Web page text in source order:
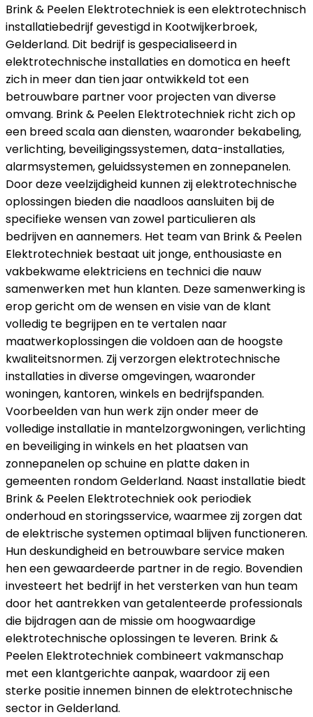
Brink & Peelen Elektrotechniek is een elektrotechnisch
installatiebedrijf gevestigd in Kootwijkerbroek,
Gelderland. Dit bedrijf is gespecialiseerd in
elektrotechnische installaties en domotica en heeft
zich in meer dan tien jaar ontwikkeld tot een
betrouwbare partner voor projecten van diverse
omvang. Brink & Peelen Elektrotechniek richt zich op
een breed scala aan diensten, waaronder bekabeling,
verlichting, beveiligingssystemen, data-installaties,
alarmsystemen, geluidssystemen en zonnepanelen.
Door deze veelzijdigheid kunnen zij elektrotechnische
oplossingen bieden die naadloos aansluiten bij de
specifieke wensen van zowel particulieren als
bedrijven en aannemers. Het team van Brink & Peelen
Elektrotechniek bestaat uit jonge, enthousiaste en
vakbekwame elektriciens en technici die nauw
samenwerken met hun klanten. Deze samenwerking is
erop gericht om de wensen en visie van de klant
volledig te begrijpen en te vertalen naar
maatwerkoplossingen die voldoen aan de hoogste
kwaliteitsnormen. Zij verzorgen elektrotechnische
installaties in diverse omgevingen, waaronder
woningen, kantoren, winkels en bedrijfspanden.
Voorbeelden van hun werk zijn onder meer de
volledige installatie in mantelzorgwoningen, verlichting
en beveiliging in winkels en het plaatsen van
zonnepanelen op schuine en platte daken in
gemeenten rondom Gelderland. Naast installatie biedt
Brink & Peelen Elektrotechniek ook periodiek
onderhoud en storingsservice, waarmee zij zorgen dat
de elektrische systemen optimaal blijven functioneren.
Hun deskundigheid en betrouwbare service maken
hen een gewaardeerde partner in de regio. Bovendien
investeert het bedrijf in het versterken van hun team
door het aantrekken van getalenteerde professionals
die bijdragen aan de missie om hoogwaardige
elektrotechnische oplossingen te leveren. Brink &
Peelen Elektrotechniek combineert vakmanschap
met een klantgerichte aanpak, waardoor zij een
sterke positie innemen binnen de elektrotechnische
sector in Gelderland.